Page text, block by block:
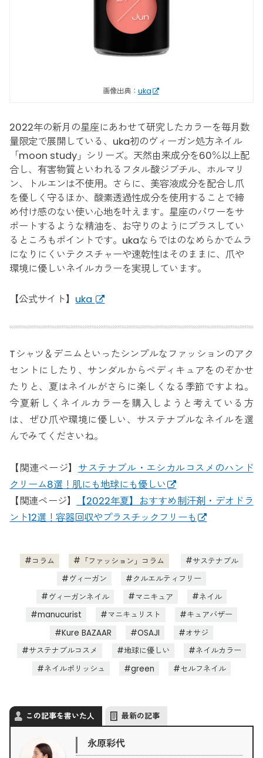
画像出典： uka
2022年の新月の星座にあわせて研究したカラーを毎月数
量限定で展開している、uka初のヴィーガン処方ネイル
「moon study」シリーズ。天然由来成分を60％以上配
合し、有害物質といわれるフタル酸ジブチル、ホルマリ
ン、トルエンは不使用。さらに、美容液成分を配合し爪
を優しく守るほか、酸素透過性成分を使用することで締
め付け感のない使い心地を叶えます。星座のパワーをサ
ポートするような精油を、お守りのようにプラスしてい
るところもポイントです。ukaならではのなめらかでムラ
になりにくいテクスチャーや速乾性はそのままに、爪や
環境に優しいネイルカラーを実現しています。
【公式サイト】 uka
Tシャツ＆デニムといったシンプルなファッションのアク
セントにしたり、サンダルからペディキュアをのぞかせ
たりと、夏はネイルがさらに楽しくなる季節ですよね。
今夏新しくネイルカラーを購入しようと考えている方
は、ぜひ爪や環境に優しい、サステナブルなネイルを選
んでみてくださいね。
【関連ページ】 サステナブル・エシカルコスメのハンド
クリーム8選！肌にも地球にも優しい
【関連ページ】
【2022年夏】おすすめ制汗剤・デオドラ
ント12選！容器回収やプラスチックフリーも
コラム 「ファッション」コラム
サステナブル
ヴィーガン
クルエルティフリー
ヴィーガンネイル
マニキュア
ネイル
manucurist
マニキュリスト
キュアバザー
Kure BAZAAR
OSAJI
オサジ
サステナブルコスメ
地球に優しい
ネイルカラー
ネイルポリッシュ
green セルフネイル
この記事を書いた人 最新の記事
永原彩代